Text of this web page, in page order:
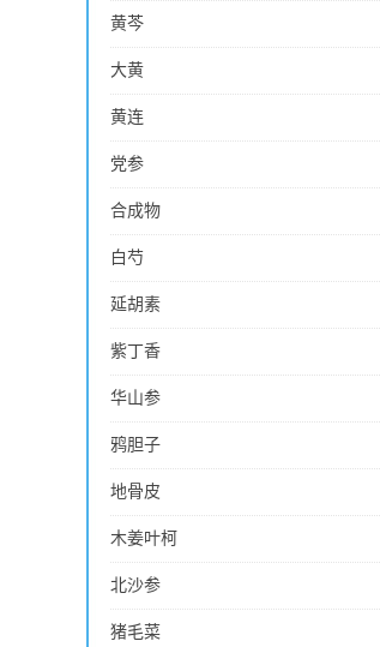
黄芩
大黄
黄连
党参
合成物
白芍
延胡素
紫丁香
华山参
鸦胆子
地骨皮
木姜叶柯
北沙参
猪毛菜